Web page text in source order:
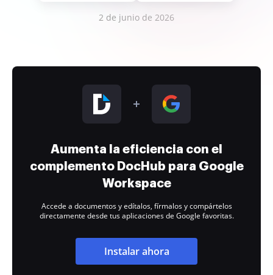
2 de junio de 2026
Aumenta la eficiencia con el
complemento DocHub para Google
Workspace
Accede a documentos y edítalos, fírmalos y compártelos
directamente desde tus aplicaciones de Google favoritas.
Instalar ahora